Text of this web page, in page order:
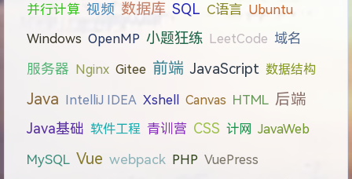
并行计算 视频 数据库 SQL C语言 Ubuntu
Windows OpenMP 小题狂练 LeetCode 域名
服务器 Nginx Gitee 前端 JavaScript 数据结构
Java IntelliJ IDEA Xshell Canvas HTML 后端
Java基础 软件工程 青训营 CSS 计网 JavaWeb
MySQL Vue webpack PHP VuePress